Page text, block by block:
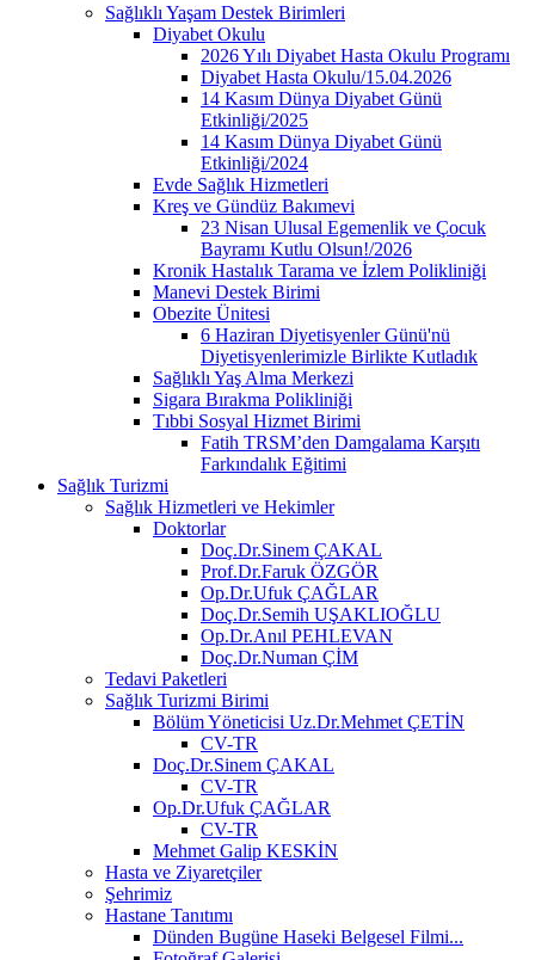
Sağlıklı Yaşam Destek Birimleri
Diyabet Okulu
2026 Yılı Diyabet Hasta Okulu Programı
Diyabet Hasta Okulu/15.04.2026
14 Kasım Dünya Diyabet Günü
Etkinliği/2025
14 Kasım Dünya Diyabet Günü
Etkinliği/2024
Evde Sağlık Hizmetleri
Kreş ve Gündüz Bakımevi
23 Nisan Ulusal Egemenlik ve Çocuk
Bayramı Kutlu Olsun!/2026
Kronik Hastalık Tarama ve İzlem Polikliniği
Manevi Destek Birimi
Obezite Ünitesi
6 Haziran Diyetisyenler Günü'nü
Diyetisyenlerimizle Birlikte Kutladık
Sağlıklı Yaş Alma Merkezi
Sigara Bırakma Polikliniği
Tıbbi Sosyal Hizmet Birimi
Fatih TRSM’den Damgalama Karşıtı
Farkındalık Eğitimi
Sağlık Turizmi
Sağlık Hizmetleri ve Hekimler
Doktorlar
Doç.Dr.Sinem ÇAKAL
Prof.Dr.Faruk ÖZGÖR
Op.Dr.Ufuk ÇAĞLAR
Doç.Dr.Semih UŞAKLIOĞLU
Op.Dr.Anıl PEHLEVAN
Doç.Dr.Numan ÇİM
Tedavi Paketleri
Sağlık Turizmi Birimi
Bölüm Yöneticisi Uz.Dr.Mehmet ÇETİN
CV-TR
Doç.Dr.Sinem ÇAKAL
CV-TR
Op.Dr.Ufuk ÇAĞLAR
CV-TR
Mehmet Galip KESKİN
Hasta ve Ziyaretçiler
Şehrimiz
Hastane Tanıtımı
Dünden Bugüne Haseki Belgesel Filmi...